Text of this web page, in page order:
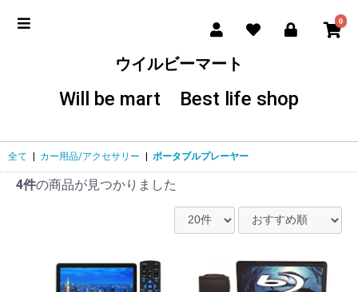
0
ウイルビーマート
Will be mart Best life shop
全て カー用品/アクセサリー ポータブルプレーヤー
4件の商品が見つかりました